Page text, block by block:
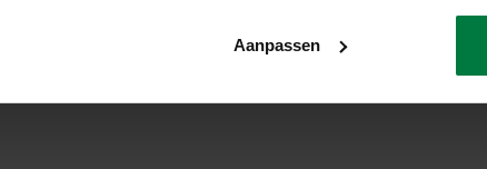
Aanpassen